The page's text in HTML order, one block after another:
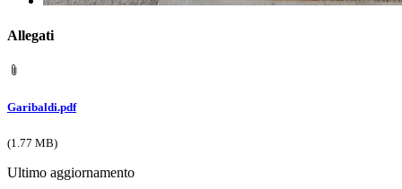
Allegati
Garibaldi.pdf
(1.77 MB)
Ultimo aggiornamento